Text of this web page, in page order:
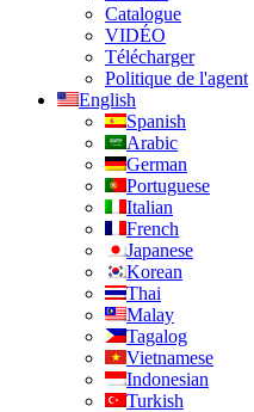
Catalogue
VIDÉO
Télécharger
Politique de l'agent
English
Spanish
Arabic
German
Portuguese
Italian
French
Japanese
Korean
Thai
Malay
Tagalog
Vietnamese
Indonesian
Turkish